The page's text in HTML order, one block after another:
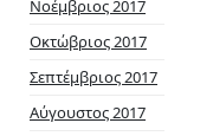
Νοέμβριος 2017
Οκτώβριος 2017
Σεπτέμβριος 2017
Αύγουστος 2017